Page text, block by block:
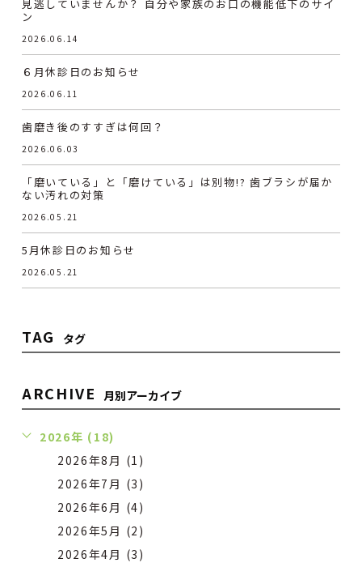
見逃していませんか？ 自分や家族のお口の機能低下のサイ
ン
2026.06.14
６月休診日のお知らせ
2026.06.11
歯磨き後のすすぎは何回？
2026.06.03
「磨いている」と「磨けている」は別物!? 歯ブラシが届か
ない汚れの対策
2026.05.21
5月休診日のお知らせ
2026.05.21
TAG タグ
ARCHIVE 月別アーカイブ
2026年 (18)
2026年8月 (1)
2026年7月 (3)
2026年6月 (4)
2026年5月 (2)
2026年4月 (3)